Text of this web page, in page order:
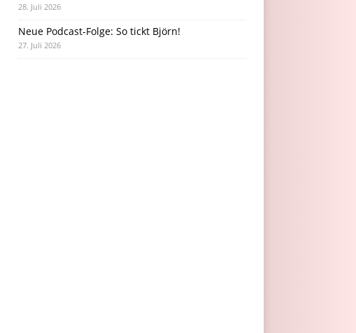
28. Juli 2026
Neue Podcast-Folge: So tickt Björn!
27. Juli 2026